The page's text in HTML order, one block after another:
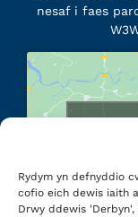
Rydym yn defnyddio
cofio eich dewis iaith
Drwy ddewis
nesaf i faes
Click